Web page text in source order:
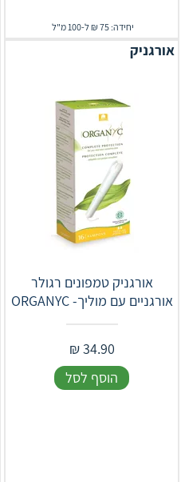
יחידה: 75 ₪ ל-100 מ"ל
אורגניק
אורגניק טמפונים רגולר
אורגניים עם מוליך- ORGANYC
34.90
₪
הוסף לסל